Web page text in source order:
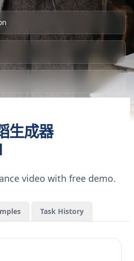
生成器
video with free demo.
Task History